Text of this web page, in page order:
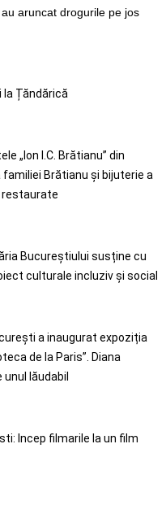
aruncat drogurile pe jos
la Țăndărică
„Ion I.C. Brătianu” din
Brătianu și bijuterie a
restaurate
Bucureștiului susține cu
culturale incluziv şi social
a inaugurat expoziția
de la Paris”. Diana
lăudabil
Incep filmarile la un film